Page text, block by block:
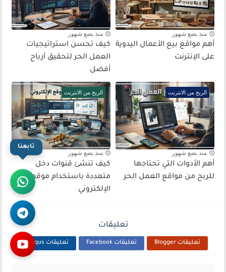
منذ بضع شهور
أهم مواقع بيع الأعمال اليدوية
على الإنترنت
منذ بضع شهور
كيف تحسن استراتيجيات
العمل الحر لتحقيق أرباح
أفضل
الربح من الانترنت
منذ بضع شهور
أهم الأدوات التي تحتاجها
للربح من مواقع العمل الحر
الربح من الانترنت
منذ بضع شهور
كيف تنشئ قنوات دخل
متعددة باستخدام موقعك
الإلكتروني
تعليقات
تعليقات Blogger تعليقات Facebook تعليقات Disqus
تابعنا